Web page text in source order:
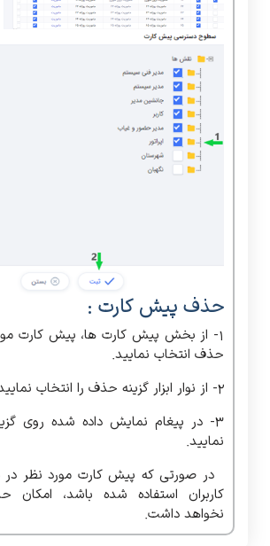
حذف پیش کارت :
1- از بخش پیش کارت ها، پیش کارت
حذف انتخاب نمایید.
2- از نوار ابزار گزینه حذف را انتخاب نمایید.
3- در پیغام نمایش داده شده روی
نمایید.
در صورتی که پیش کارت مورد نظر
کاربران استفاده شده باشد،
نخواهد داشت.